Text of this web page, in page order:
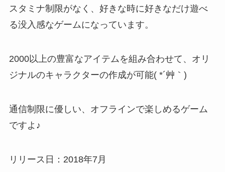
スタミナ制限がなく、好きな時に好きなだけ遊べ
る没入感なゲームになっています。
2000以上の豊富なアイテムを組み合わせて、オリ
ジナルのキャラクターの作成が可能( *´艸｀)
通信制限に優しい、オフラインで楽しめるゲーム
ですよ♪
リリース日：2018年7月